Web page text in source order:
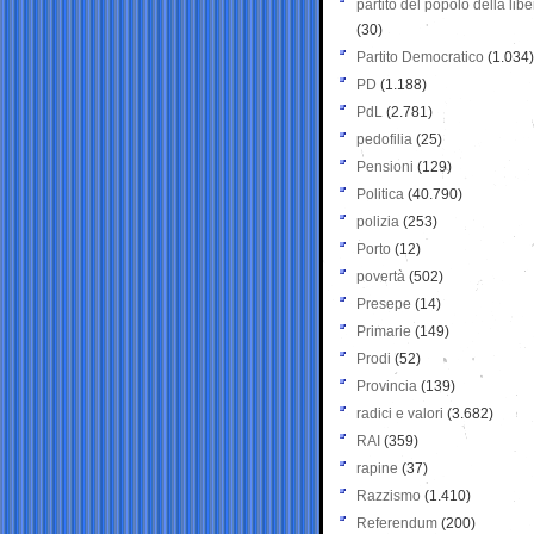
partito del popolo della
(30)
Partito Democratico (1.034)
PD (1.188)
PdL (2.781)
pedofilia (25)
Pensioni (129)
Politica (40.790)
polizia (253)
Porto (12)
povertà (502)
Presepe (14)
Primarie (149)
Prodi (52)
Provincia (139)
radici e valori (3.682)
RAI (359)
rapine (37)
Razzismo (1.410)
Referendum (200)